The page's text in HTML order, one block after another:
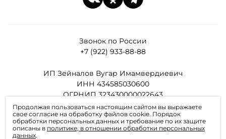
Звонок по России
+7 (922) 933-88-88
ИП Зейналов Вугар Имамвердиевич
ИНН 434585030600
ОГРНИП 323430000022643
Все права защищены
Продолжая пользоваться настоящим сайтом вы выражаете
свое согласие на обработку файлов cookie. Порядок
обработки персональных данных и требование по их защите
описаны в политике, в отношении обработки персональных
данных.